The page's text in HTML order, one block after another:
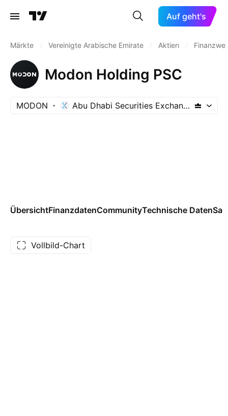
Auf geht's
Märkte Vereinigte Arabische Emirate Aktien
Modon Holding PSC
MODON Abu Dhabi Securities Exchange
ÜbersichtFinanzdatenCommunityTechnische Daten
Vollbild-Chart